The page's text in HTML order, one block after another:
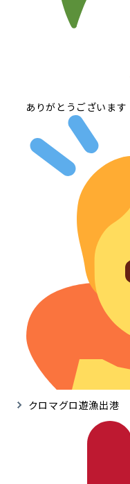
ありがとうございます
クロマグロ遊漁出港